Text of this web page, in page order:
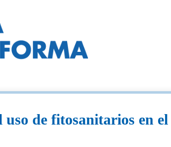
de fitosanitarios en